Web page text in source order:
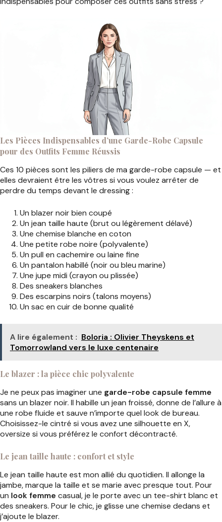
Les Pièces Indispensables d’une Garde-Robe Capsule
pour des Outfits Femme Réussis
Ces 10 pièces sont les piliers de ma garde-robe capsule — et
elles devraient être les vôtres si vous voulez arrêter de
perdre du temps devant le dressing :
Un blazer noir bien coupé
Un jean taille haute (brut ou légèrement délavé)
Une chemise blanche en coton
Une petite robe noire (polyvalente)
Un pull en cachemire ou laine fine
Un pantalon habillé (noir ou bleu marine)
Une jupe midi (crayon ou plissée)
Des sneakers blanches
Des escarpins noirs (talons moyens)
Un sac en cuir de bonne qualité
A lire également : Boloria : Olivier Theyskens et
Tomorrowland vers le luxe centenaire
Le blazer : la pièce chic polyvalente
Je ne peux pas imaginer une garde-robe capsule femme
sans un blazer noir. Il habille un jean froissé, donne de l’allure à
une robe fluide et sauve n’importe quel look de bureau.
Choisissez-le cintré si vous avez une silhouette en X,
oversize si vous préférez le confort décontracté.
Le jean taille haute : confort et style
Le jean taille haute est mon allié du quotidien. Il allonge la
jambe, marque la taille et se marie avec presque tout. Pour
un look femme casual, je le porte avec un tee-shirt blanc et
des sneakers. Pour le chic, je glisse une chemise dedans et
j’ajoute le blazer.